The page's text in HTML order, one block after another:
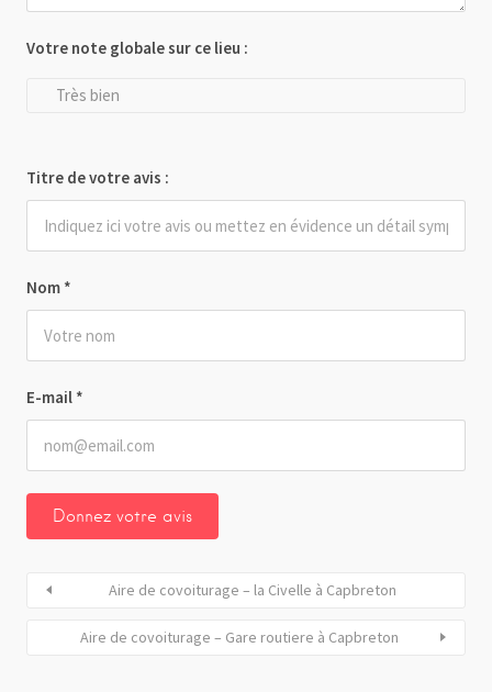
Nom *
E-mail *
Votre note globale sur ce lieu :
Très bien
Titre de votre avis :
Aire de covoiturage – la Civelle à Capbreton
Aire de covoiturage – Gare routiere à Capbreton